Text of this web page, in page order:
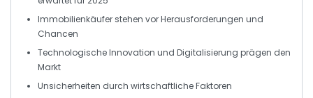
Immobilienkäufer stehen vorHerausforderungen und
Chancen
TechnologischeInnovation und Digitalisierung prägen den
Markt
Unsicherheiten durch wirtschaftlicheFaktoren